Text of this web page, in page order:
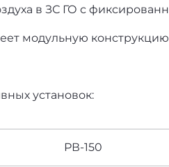
в ЗС ГО с
модульную
установок:
РВ-150